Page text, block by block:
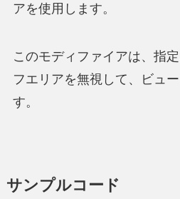
アを使用します。
このモディファイアは、指
フエリアを無視して、ビュ
す。
サンプルコード